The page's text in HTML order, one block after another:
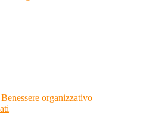
Benessere organizzativo